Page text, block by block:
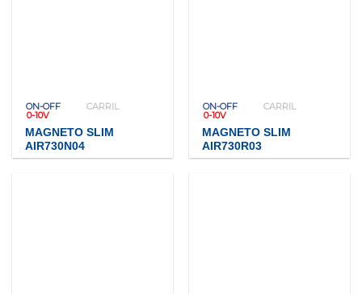
ON-OFF
CARRIL
0-10V
MAGNETO SLIM
AIR730N04
ON-OFF
CARRIL
0-10V
MAGNETO SLIM
AIR730R03